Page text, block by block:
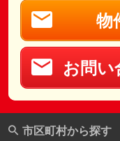
物
お問い
市区町村から探す